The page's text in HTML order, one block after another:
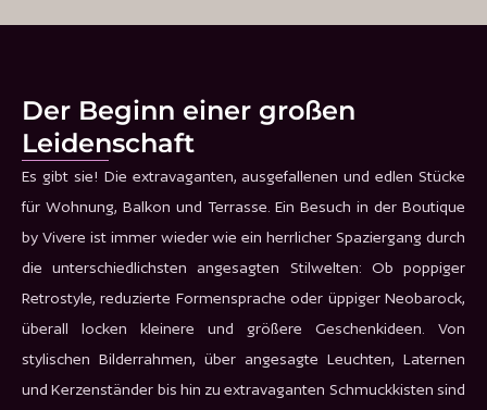
Der Beginn einer großen
Leidenschaft
Es gibt sie! Die extravaganten, ausgefallenen und edlen Stücke
für Wohnung, Balkon und Terrasse. Ein Besuch in der Boutique
by Vivere ist immer wieder wie ein herrlicher Spaziergang durch
die unterschiedlichsten angesagten Stilwelten: Ob poppiger
Retrostyle, reduzierte Formensprache oder üppiger Neobarock,
überall locken kleinere und größere Geschenkideen. Von
stylischen Bilderrahmen, über angesagte Leuchten, Laternen
und Kerzenständer bis hin zu extravaganten Schmuckkisten sind